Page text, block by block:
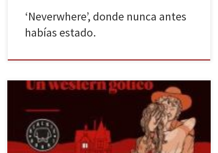
‘Neverwhere’, donde nunca antes
habías estado.
Un western gótico, tremendamente divertido y transgresor
firmado por el escritor Richard Brautigan, mucho más que un
escritor underground de culto. De nuevo considero primordial
comenzar esta reseña agradeciendo y aplaudiendo la labor de